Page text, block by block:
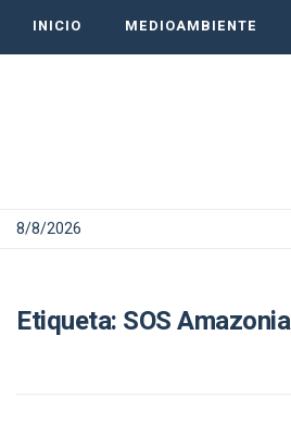
INICIO MEDIOAMBIENTE
8/8/2026
Etiqueta: SOS Amazonia